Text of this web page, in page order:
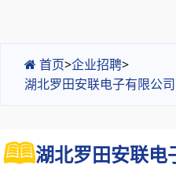
首页>企业招聘>
湖北罗田安联电子有限公司
湖北罗田安联电